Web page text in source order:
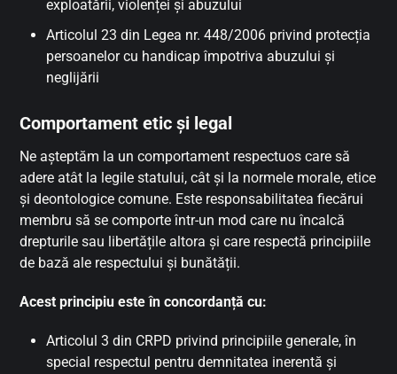
exploatării, violenței și abuzului
Articolul 23 din Legea nr. 448/2006 privind protecția
persoanelor cu handicap împotriva abuzului și
neglijării
Comportament etic și legal
Ne așteptăm la un comportament respectuos care să
adere atât la legile statului, cât și la normele morale, etice
și deontologice comune. Este responsabilitatea fiecărui
membru să se comporte într-un mod care nu încalcă
drepturile sau libertățile altora și care respectă principiile
de bază ale respectului și bunătății.
Acest principiu este în concordanță cu:
Articolul 3 din CRPD privind principiile generale, în
special respectul pentru demnitatea inerentă și